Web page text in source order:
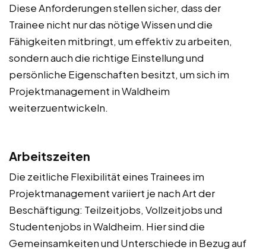
Diese Anforderungen stellen sicher, dass der
Trainee nicht nur das nötige Wissen und die
Fähigkeiten mitbringt, um effektiv zu arbeiten,
sondern auch die richtige Einstellung und
persönliche Eigenschaften besitzt, um sich im
Projektmanagement in Waldheim
weiterzuentwickeln.
Arbeitszeiten
Die zeitliche Flexibilität eines Trainees im
Projektmanagement variiert je nach Art der
Beschäftigung: Teilzeitjobs, Vollzeitjobs und
Studentenjobs in Waldheim. Hier sind die
Gemeinsamkeiten und Unterschiede in Bezug auf